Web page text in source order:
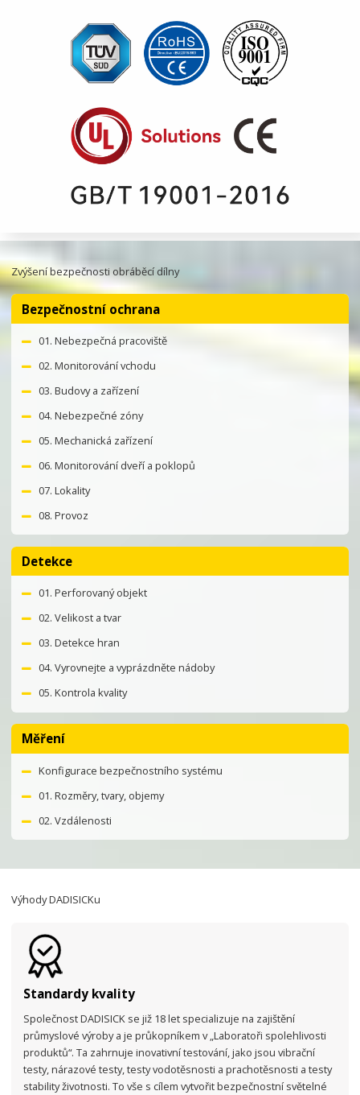
Zvýšení bezpečnosti obráběcí dílny
Bezpečnostní ochrana
01. Nebezpečná pracoviště
02. Monitorování vchodu
03. Budovy a zařízení
04. Nebezpečné zóny
05. Mechanická zařízení
06. Monitorování dveří a poklopů
07. Lokality
08. Provoz
Detekce
01. Perforovaný objekt
02. Velikost a tvar
03. Detekce hran
04. Vyrovnejte a vyprázdněte nádoby
05. Kontrola kvality
Měření
Konfigurace bezpečnostního systému
01. Rozměry, tvary, objemy
02. Vzdálenosti
Výhody DADISICKu
Standardy kvality
Společnost DADISICK se již 18 let specializuje na zajištění
průmyslové výroby a je průkopníkem v „Laboratoři spolehlivosti
produktů“. Ta zahrnuje inovativní testování, jako jsou vibrační
testy, nárazové testy, testy vodotěsnosti a prachotěsnosti a testy
stability životnosti. To vše s cílem vytvořit bezpečnostní světelné